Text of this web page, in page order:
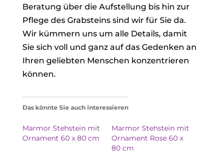
Beratung über die Aufstellung bis hin zur
Pflege des Grabsteins sind wir für Sie da.
Wir kümmern uns um alle Details, damit
Sie sich voll und ganz auf das Gedenken an
Ihren geliebten Menschen konzentrieren
können.
Das könnte Sie auch interessieren
Marmor Stehstein mit
Ornament 60 x 80 cm
Marmor Stehstein mit
Ornament Rose 60 x
80 cm